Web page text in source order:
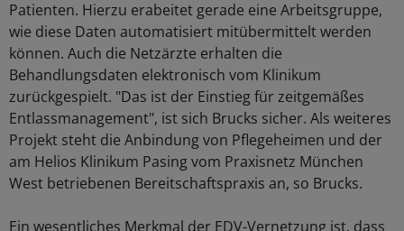
Patienten. Hierzu erabeitet gerade eine Arbeitsgruppe,
wie diese Daten automatisiert mitübermittelt werden
können. Auch die Netzärzte erhalten die
Behandlungsdaten elektronisch vom Klinikum
zurückgespielt. "Das ist der Einstieg für zeitgemäßes
Entlassmanagement", ist sich Brucks sicher. Als weiteres
Projekt steht die Anbindung von Pflegeheimen und der
am Helios Klinikum Pasing vom Praxisnetz München
West betriebenen Bereitschaftspraxis an, so Brucks.
Ein wesentliches Merkmal der EDV-Vernetzung ist, dass